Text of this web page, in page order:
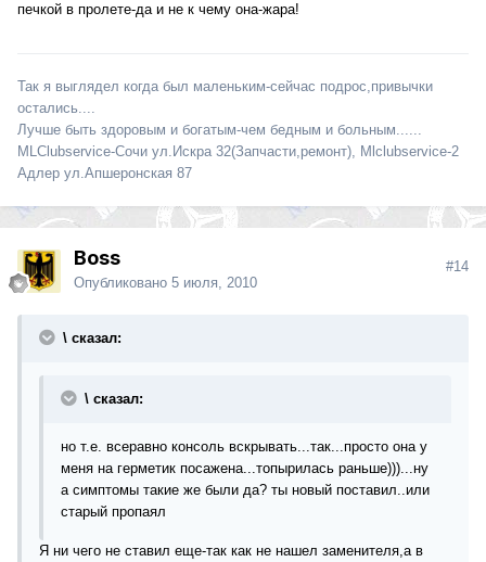
печкой в пролете-да и не к чему она-жара!
Так я выглядел когда был маленьким-сейчас подрос,привычки
остались....
Лучше быть здоровым и богатым-чем бедным и больным......
MLClubservice-Сочи ул.Искра 32(Запчасти,ремонт), Mlclubservice-2
Адлер ул.Апшеронская 87
Boss
Опубликовано 5 июля, 2010
#14
\ сказал:
\ сказал:
но т.е. всеравно консоль вскрывать...так...просто она у
меня на герметик посажена...топырилась раньше)))...ну
а симптомы такие же были да? ты новый поставил..или
старый пропаял
Я ни чего не ставил еще-так как не нашел заменителя,а в